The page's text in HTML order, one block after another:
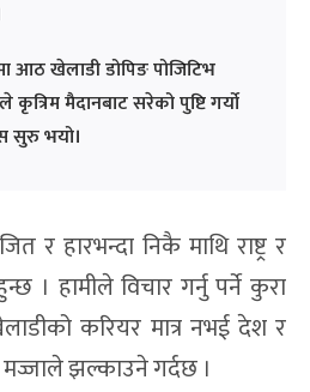
आठ खेलाडी डोपिङ पोजिटिभ
मैदानबाट सरेको पुष्टि गर्यो
सुरु भयो।
हारभन्दा निकै माथि राष्ट्र र
। हामीले विचार गर्नु पर्ने कुरा
करियर मात्र नभई देश र
झल्काउने गर्दछ ।